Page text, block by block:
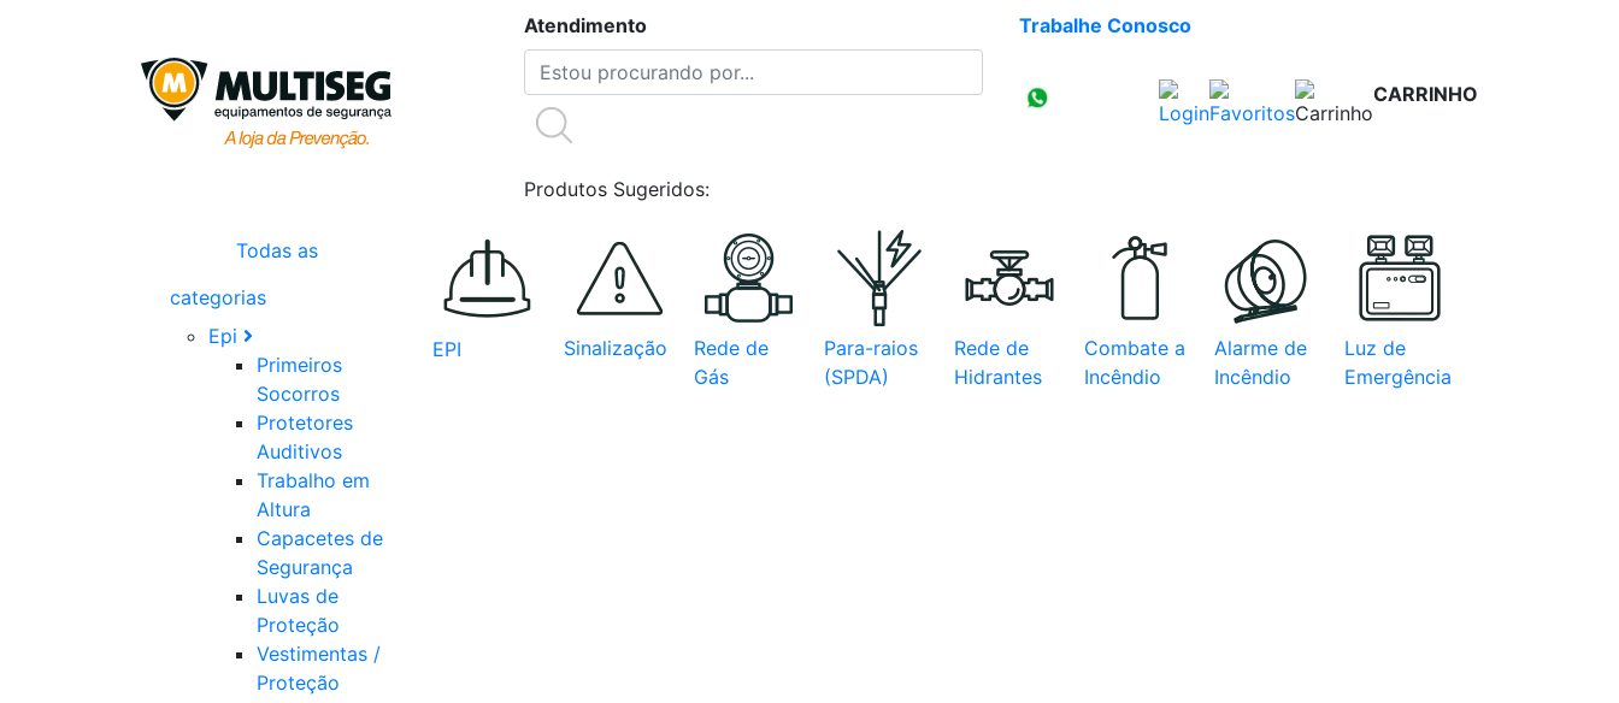
Atendimento Trabalhe Conosco
Produtos Sugeridos:
CARRINHO
Todas as
categorias
Epi
Primeiros
Socorros
Protetores
Auditivos
Trabalho em
Altura
Capacetes de
Segurança
Luvas de
Proteção
Vestimentas /
Proteção
EPI Sinalização
Rede de
Gás
Para-raios
(SPDA)
Rede de
Hidrantes
Combate a
Incêndio
Alarme de
Incêndio
Luz de
Emergência